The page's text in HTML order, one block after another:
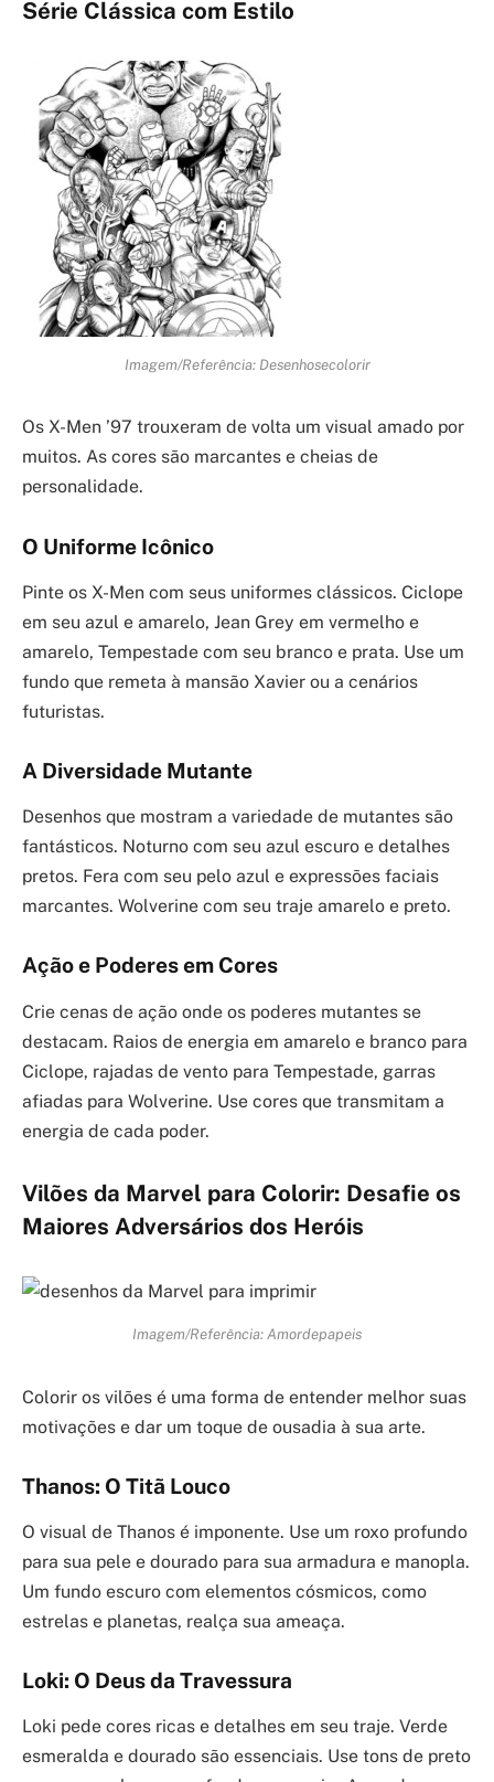
Série Clássica com Estilo
Imagem/Referência: Desenhosecolorir
Os X-Men ’97 trouxeram de volta um visual amado por
muitos. As cores são marcantes e cheias de
personalidade.
O Uniforme Icônico
Pinte os X-Men com seus uniformes clássicos. Ciclope
em seu azul e amarelo, Jean Grey em vermelho e
amarelo, Tempestade com seu branco e prata. Use um
fundo que remeta à mansão Xavier ou a cenários
futuristas.
A Diversidade Mutante
Desenhos que mostram a variedade de mutantes são
fantásticos. Noturno com seu azul escuro e detalhes
pretos. Fera com seu pelo azul e expressões faciais
marcantes. Wolverine com seu traje amarelo e preto.
Ação e Poderes em Cores
Crie cenas de ação onde os poderes mutantes se
destacam. Raios de energia em amarelo e branco para
Ciclope, rajadas de vento para Tempestade, garras
afiadas para Wolverine. Use cores que transmitam a
energia de cada poder.
Vilões da Marvel para Colorir: Desafie os
Maiores Adversários dos Heróis
Imagem/Referência: Amordepapeis
Colorir os vilões é uma forma de entender melhor suas
motivações e dar um toque de ousadia à sua arte.
Thanos: O Titã Louco
O visual de Thanos é imponente. Use um roxo profundo
para sua pele e dourado para sua armadura e manopla.
Um fundo escuro com elementos cósmicos, como
estrelas e planetas, realça sua ameaça.
Loki: O Deus da Travessura
Loki pede cores ricas e detalhes em seu traje. Verde
esmeralda e dourado são essenciais. Use tons de preto